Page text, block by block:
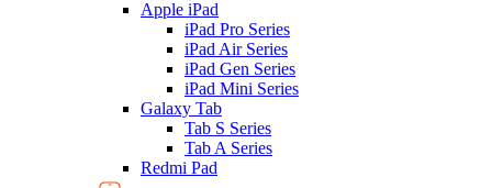
Apple iPad
iPad Pro Series
iPad Air Series
iPad Gen Series
iPad Mini Series
Galaxy Tab
Tab S Series
Tab A Series
Redmi Pad